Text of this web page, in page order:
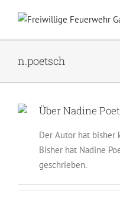
Inhalt
springen
n.poetsch
ÜberNadine
Der Autor hat bisher
Bisher hat Nadine
geschrieben.